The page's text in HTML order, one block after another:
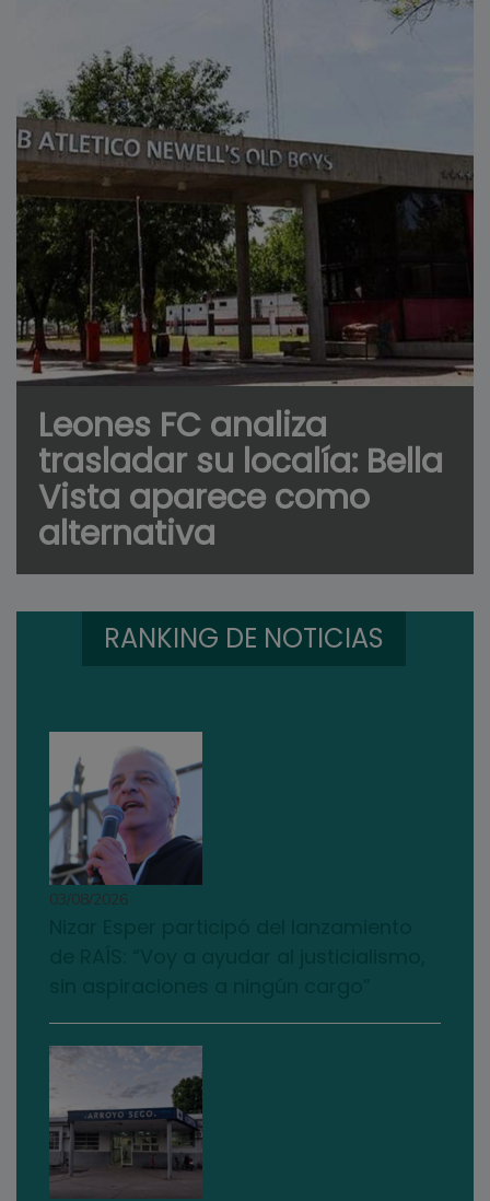
Leones FC analiza
trasladar su localía: Bella
Vista aparece como
alternativa
RANKING DE NOTICIAS
03/08/2026